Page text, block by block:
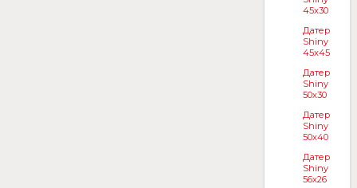
45x30
Датер
Shiny
45x45
Датер
Shiny
50x30
Датер
Shiny
50x40
Датер
Shiny
56x26